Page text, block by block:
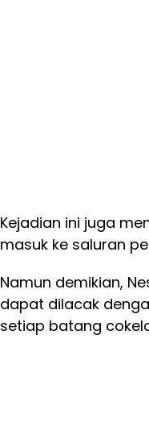
Kejadian ini juga
masuk ke saluran
Namun demikian,
dapat dilacak
setiap batang